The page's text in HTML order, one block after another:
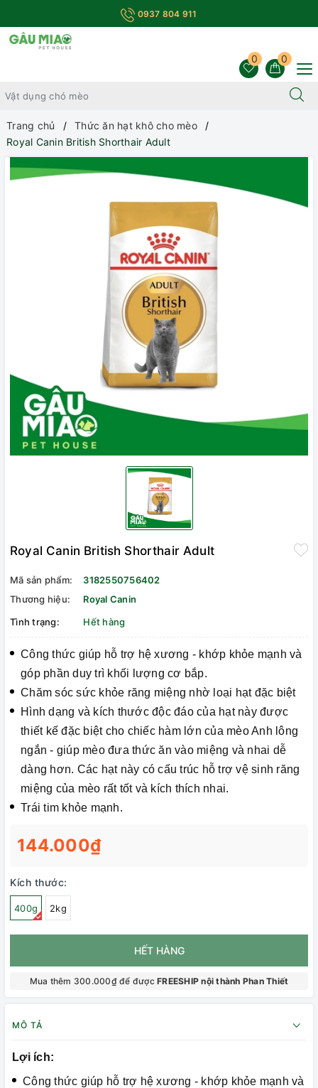
0937 804 911
0
0
Trang chủ
Thức ăn hạt khô cho mèo
Royal Canin British Shorthair Adult
Royal Canin British Shorthair Adult
Mã sản phẩm:
3182550756402
Thương hiệu:
Royal Canin
Tình trạng:
Hết hàng
Công thức giúp hỗ trợ hệ xương - khớp khỏe mạnh và
góp phần duy trì khối lượng cơ bắp.
Chăm sóc sức khỏe răng miệng nhờ loại hạt đặc biệt
Hình dạng và kích thước độc đáo của hạt này được
thiết kế đặc biệt cho chiếc hàm lớn của mèo Anh lông
ngắn - giúp mèo đưa thức ăn vào miệng và nhai dễ
dàng hơn. Các hạt này có cấu trúc hỗ trợ vệ sinh răng
miệng của mèo rất tốt và kích thích nhai.
Trái tim khỏe mạnh.
144.000₫
Kích thước:
400g 2kg
HẾT HÀNG
Mua thêm 300.000₫ để đượcFREESHIP nội thành Phan Thiết
MÔ TẢ
Lợi ích:
Công thức giúp hỗ trợ hệ xương - khớp khỏe mạnh và